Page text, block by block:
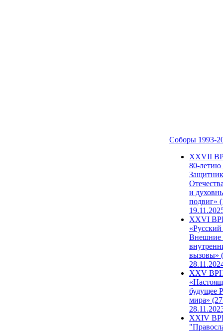
Соборы 1993-
ХХVII
80-
и
подвиг»
XXVI
Внешние
вызовы»
XXV
будущее
мира»
XXIV